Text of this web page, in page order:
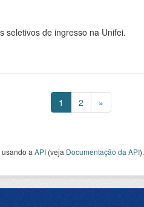
seletivos de ingresso na Unifei.
1 2 »
a API (veja Documentação da API).